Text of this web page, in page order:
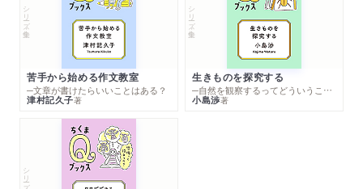
シリーズ・全集
苦手から始める作文教室
─文章が書けたらいいことはある？
津村記久子著
シリーズ・全集
生きものを探究する
─自然を観察するってどういうこと？
小島渉著
シリーズ・全集